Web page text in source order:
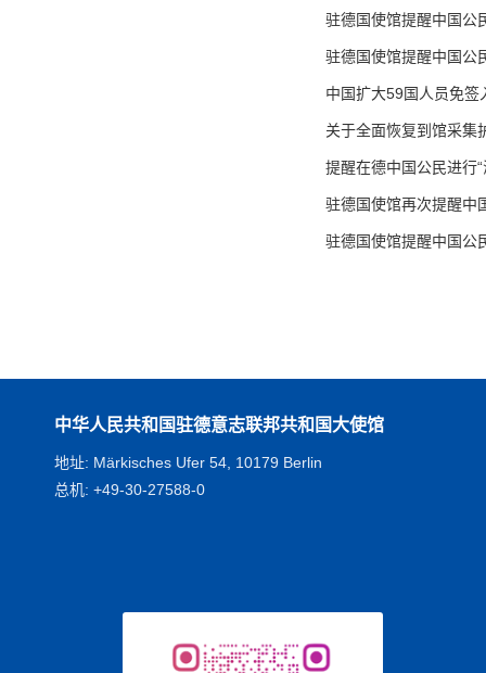
驻德国使馆提醒中国公
驻德国使馆提醒中国公
中国扩大59国人员免
关于全面恢复到馆采集
提醒在德中国公民进行
驻德国使馆再次提醒中
驻德国使馆提醒中国公
中华人民共和国驻德意志联邦共和国大使馆
地址: Märkisches Ufer 54, 10179 Berlin
总机: +49-30-27588-0